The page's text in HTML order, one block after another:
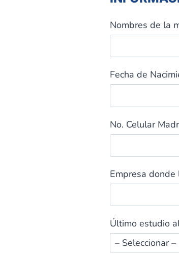
Nombres de la
Fecha de
No. Celular
Empresa
Último estudio